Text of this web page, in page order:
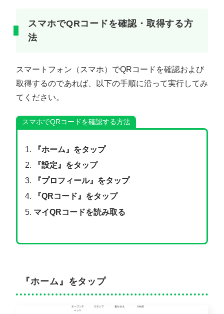
スマホでQRコードを確認・取得する方
法
スマートフォン（スマホ）でQRコードを確認および
取得するのであれば、以下の手順に沿って実行してみ
てください。
スマホでQRコードを確認する方法
『ホーム』をタップ
『設定』をタップ
『プロフィール』をタップ
『QRコード』をタップ
マイQRコードを読み取る
『ホーム』をタップ